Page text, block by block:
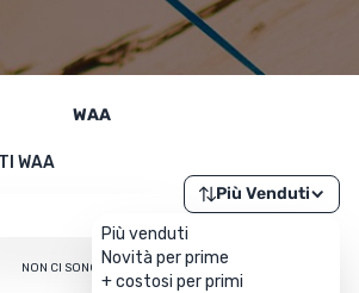
WAA
WAA
Più Venduti
Più venduti
Novità per prime
+ costosi per primi
NON CI SONO RISULTATI…